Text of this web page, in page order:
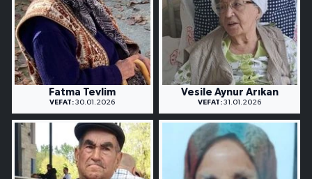
Fatma Tevlim
VEFAT: 30.01.2026
Vesile Aynur Arıkan
VEFAT: 31.01.2026